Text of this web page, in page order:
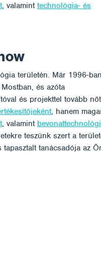
, valamint technológia- és
területén. Már 1996-ban
és azóta
és projekttel tovább
, hanem
, valamint
teszünk szert a
tanácsadója az